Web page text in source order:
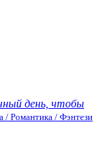
день, чтобы
Романтика / Фэнтези